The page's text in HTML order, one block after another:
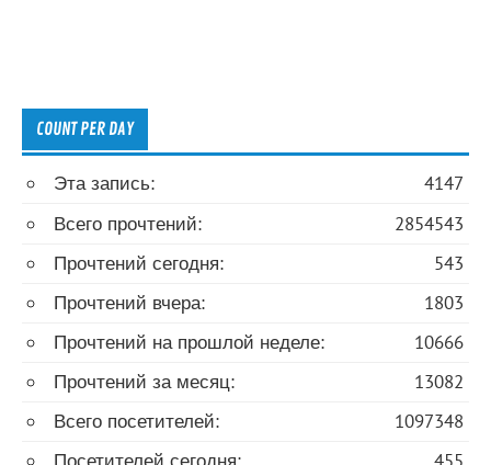
COUNT PER DAY
4147
Эта запись:
2854543
Всего прочтений:
543
Прочтений сегодня:
1803
Прочтений вчера:
10666
Прочтений на прошлой неделе:
13082
Прочтений за месяц:
1097348
Всего посетителей: